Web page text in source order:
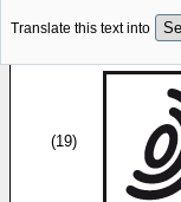
Translate this text into
(19)